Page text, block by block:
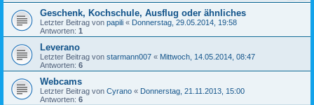
Geschenk, Kochschule, Ausflug oder ähnliches
Letzter Beitrag von papili « Donnerstag, 29.05.2014, 19:58
Antworten: 1
Leverano
Letzter Beitrag von starmann007 « Mittwoch, 14.05.2014, 08:47
Antworten: 6
Webcams
Letzter Beitrag von Cyrano « Donnerstag, 21.11.2013, 15:00
Antworten: 6